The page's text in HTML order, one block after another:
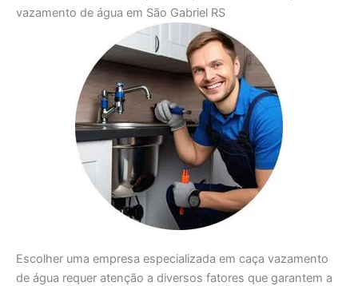
vazamento de água em São Gabriel RS
Escolher uma empresa especializada em caça vazamento
de água requer atenção a diversos fatores que garantem a